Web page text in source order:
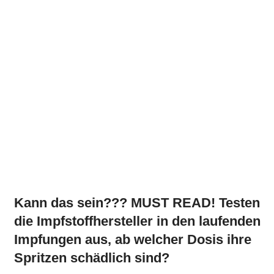
Kann das sein??? MUST READ! Testen
die Impfstoffhersteller in den laufenden
Impfungen aus, ab welcher Dosis ihre
Spritzen schädlich sind?